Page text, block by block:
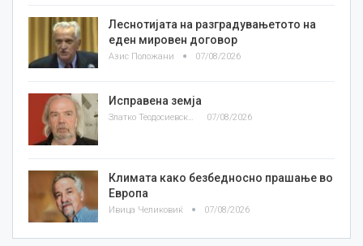
Леснотијата на разградувањетото на
еден мировен договор
Азис Положани 07/08/2026
Исправена земја
Златко Теодосиевски 07/08/2026
Климата како безбедносно прашање во
Европа
Ивица Челиковиќ 07/08/2026